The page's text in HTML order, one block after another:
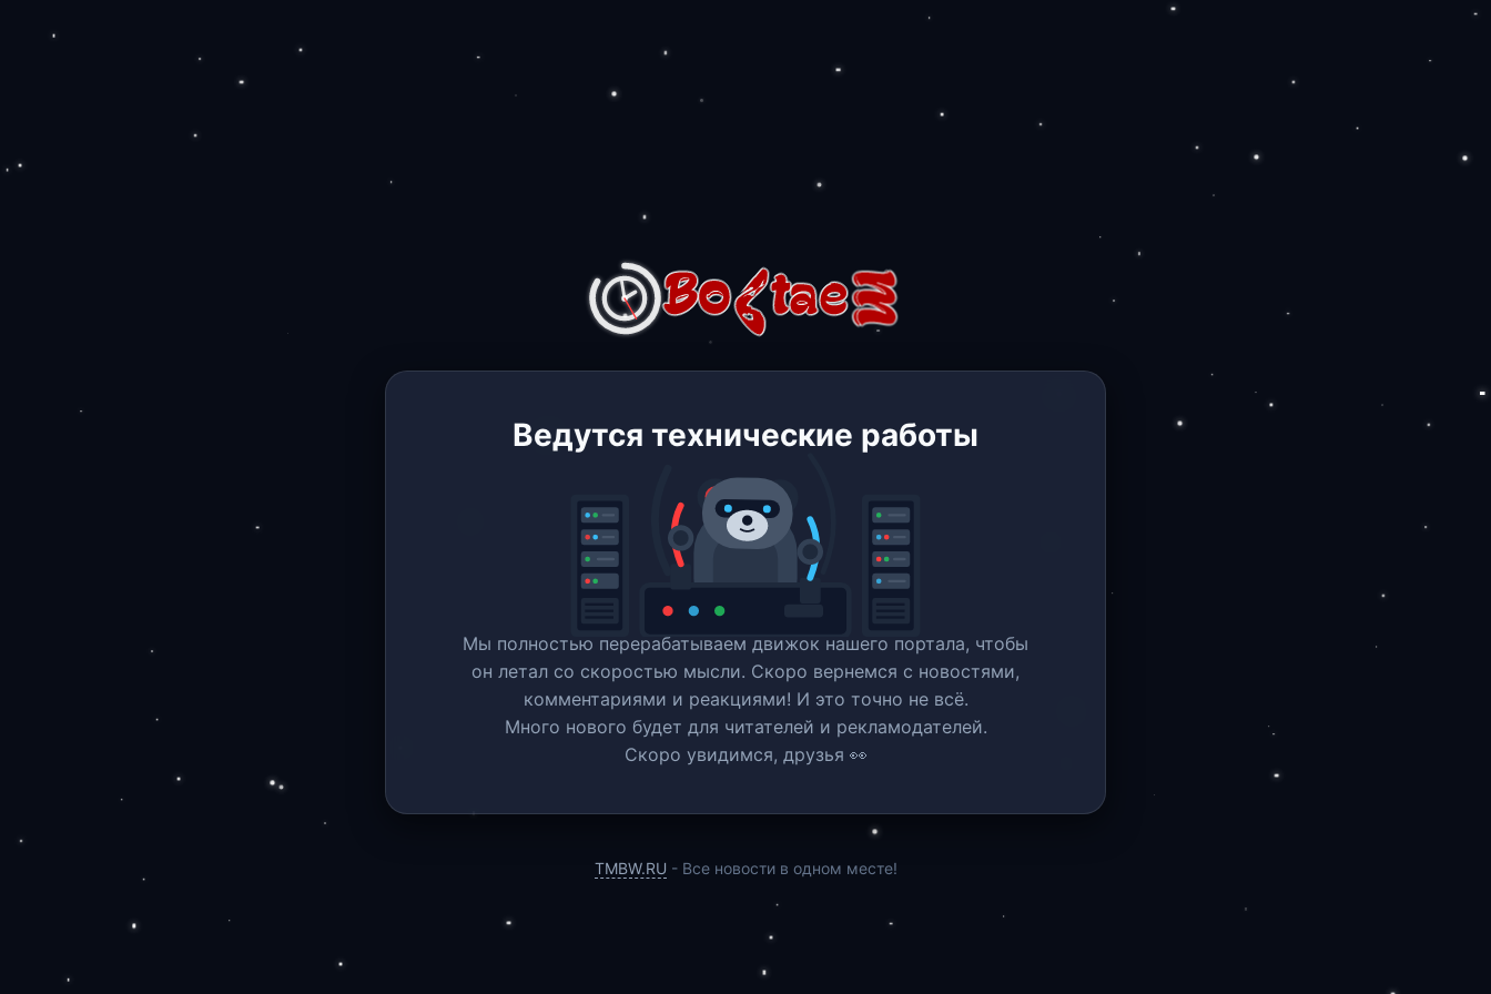
Ведутся технические работы
Мы полностью перерабатываем движок нашего портала, чтобы
он летал со скоростью мысли. Скоро вернемся c новостями,
комментариями и реакциями! И это точно не всё.
Много нового будет для читателей и рекламодателей.
Скоро увидимся, друзья 👀
TMBW.RU - Все новости в одном месте!